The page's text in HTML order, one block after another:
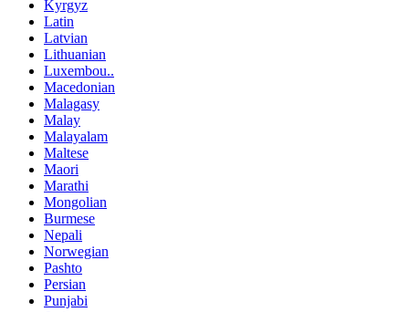
Kyrgyz
Latin
Latvian
Lithuanian
Luxembou..
Macedonian
Malagasy
Malay
Malayalam
Maltese
Maori
Marathi
Mongolian
Burmese
Nepali
Norwegian
Pashto
Persian
Punjabi